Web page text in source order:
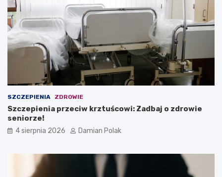
SZCZEPIENIA ZDROWIE
Szczepienia przeciw krztuścowi: Zadbaj o zdrowie
seniorze!
4 sierpnia 2026 Damian Polak